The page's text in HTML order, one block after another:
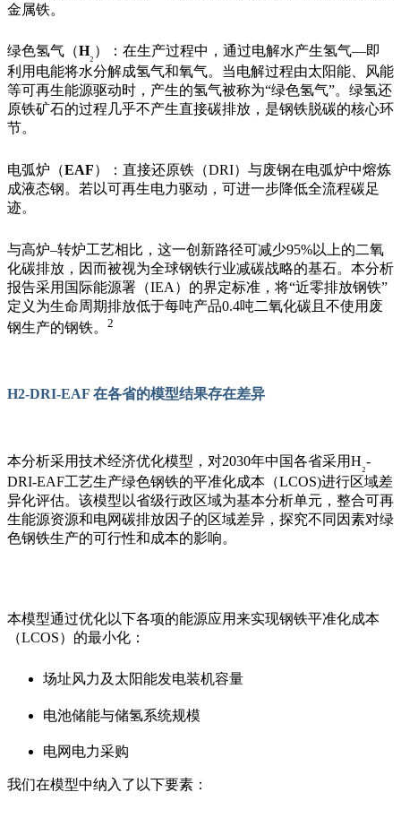
金属铁。
绿色氢气（H₂ ）：在生产过程中，通过电解水产生氢气—即
利用电能将水分解成氢气和氧气。当电解过程由太阳能、风能
等可再生能源驱动时，产生的氢气被称为“绿色氢气”。 绿氢还
原铁矿石的过程几乎不产生直接碳排放，是钢铁脱碳的核心环
节。
电弧炉（EAF）：直接还原铁（DRI）与废钢在电弧炉中熔炼
成液态钢。若以可再生电力驱动，可进一步降低全流程碳足
迹。
与高炉–转炉工艺相比，这一创新路径可减少95%以上的二氧
化碳排放，因而被视为全球钢铁行业减碳战略的基石。本分析
报告采用国际能源署（IEA ）的界定标准，将“近零排放钢铁”
定义为生命周期排放低于每吨产品0.4吨二氧化碳且不使用废
钢生产的钢铁。 2
H2-DRI-EAF 在各省的模型结果存在差异
本分析采用技术经济优化模型，对2030年中国各省采用H₂-
DRI-EAF工艺生产绿色钢铁的平准化成本（LCOS)进行区域差
异化评估。该模型以省级行政区域为基本分析单元，整合可再
生能源资源和电网碳排放因子的区域差异，探究不同因素对绿
色钢铁生产的可行性和成本的影响。
本模型通过优化以下各项的能源应用来实现钢铁平准化成本
（LCOS）的最小化：
场址风力及太阳能发电装机容量
电池储能与储氢系统规模
电网电力采购
我们在模型中纳入了以下要素：